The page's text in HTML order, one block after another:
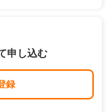
申し込む
録